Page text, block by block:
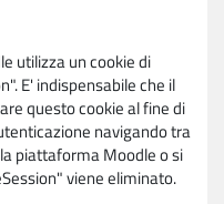
utilizza un cookie di
E' indispensabile che il
questo cookie al fine di
navigando tra
piattaforma Moodle o si
viene eliminato.